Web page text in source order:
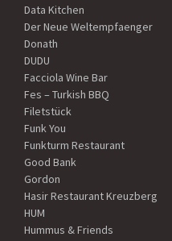
Data Kitchen
Der Neue Weltempfaenger
Donath
DUDU
Facciola Wine Bar
Fes – Turkish BBQ
Filetstück
Funk You
Funkturm Restaurant
Good Bank
Gordon
Hasir Restaurant Kreuzberg
HUM
Hummus & Friends